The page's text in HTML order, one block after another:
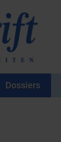
Dossiers